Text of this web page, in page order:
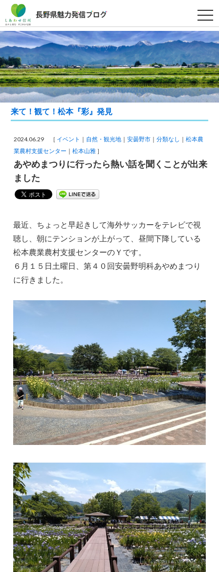
t
o
g
l
n
a
v
i
g
a
t
n
来て！観て！松本『彩』発見
2024.06.29 ［ イベント 自然・観光地 安曇野市 分類なし
松本農
業農村支援センター
松本山雅 ］
あやめまつりに行ったら熱い話を聞くことが出来
ました
最近、ちょっと早起きして海外サッカーをテレビで視
聴し、朝にテンションが上がって、昼間下降している
松本農業農村支援センターのＹです。
６月１５日土曜日、第４０回安曇野明科あやめまつり
に行きました。